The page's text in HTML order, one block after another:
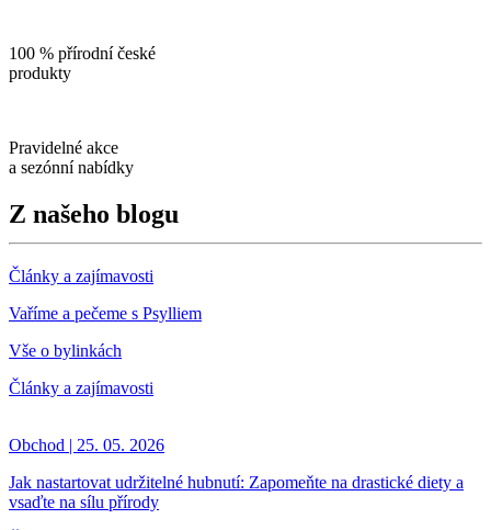
100 % přírodní české
produkty
Pravidelné akce
a sezónní nabídky
Z našeho blogu
Články a zajímavosti
Vaříme a pečeme s Psylliem
Vše o bylinkách
Články a zajímavosti
Obchod | 25. 05. 2026
Jak nastartovat udržitelné hubnutí: Zapomeňte na drastické diety a
vsaďte na sílu přírody